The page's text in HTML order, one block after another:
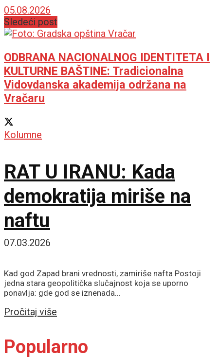
drugog veka sa
mozaicima i freskama
05.08.2026
Sledeći post
ODBRANA NACIONALNOG IDENTITETA I
KULTURNE BAŠTINE: Tradicionalna
Vidovdanska akademija održana na
Vračaru
Kolumne
RAT U IRANU: Kada
demokratija miriše na
naftu
07.03.2026
Kad god Zapad brani vrednosti, zamiriše nafta Postoji
jedna stara geopolitička slučajnost koja se uporno
ponavlja: gde god se iznenada...
Pročitaj više
Popularno